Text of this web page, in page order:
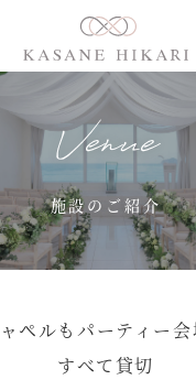
Venue
施設のご紹介
ペルもパーティー会
すべて貸切